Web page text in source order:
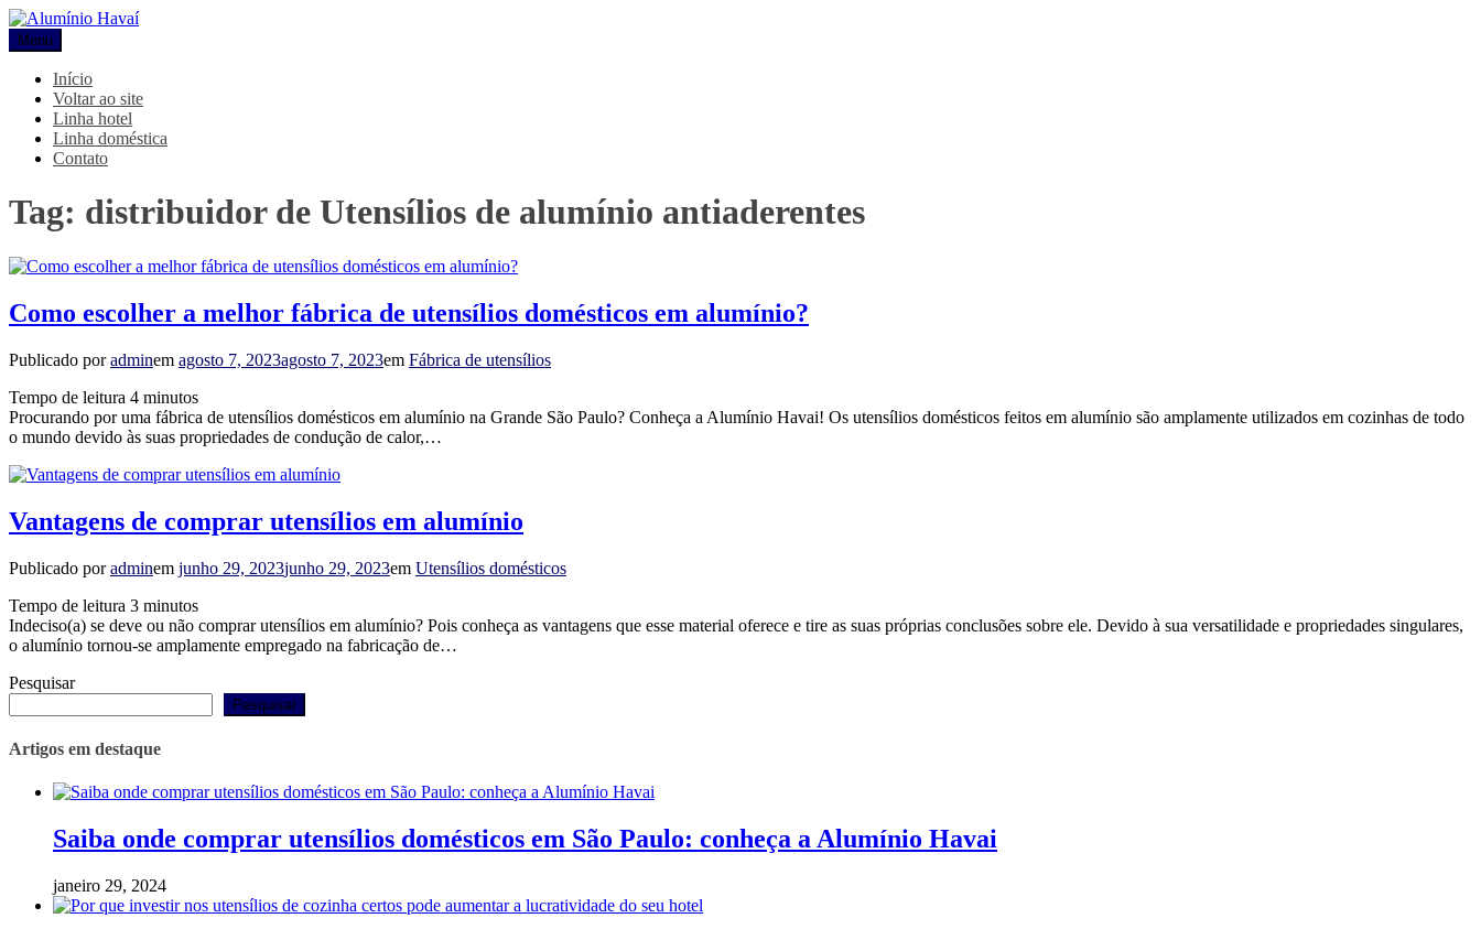
Pular
para
o
conteúdo
Alumínio Havaí
Blog Alumínio Havaí
Menu
Início
Voltar ao site
Linha hotel
Linha doméstica
Contato
Tag: distribuidor de Utensílios de alumínio antiaderentes
Como escolher a melhor fábrica de utensílios domésticos em alumínio?
Publicado poradminem agosto 7, 2023agosto 7, 2023em Fábrica de utensílios
Tempo de leitura 4 minutos
Procurando por uma fábrica de utensílios domésticos em alumínio na Grande São Paulo? Conheça a Alumínio Havai! Os utensílios domésticos feitos em alumínio são amplamente utilizados em cozinhas de todo
o mundo devido às suas propriedades de condução de calor,…
Vantagens de comprar utensílios em alumínio
Publicado poradminem junho 29, 2023junho 29, 2023em Utensílios domésticos
Tempo de leitura 3 minutos
Indeciso(a) se deve ou não comprar utensílios em alumínio? Pois conheça as vantagens que esse material oferece e tire as suas próprias conclusões sobre ele. Devido à sua versatilidade e propriedades singulares,
o alumínio tornou-se amplamente empregado na fabricação de…
Pesquisar
Pesquisar
Artigos em destaque
Saiba onde comprar utensílios domésticos em São Paulo: conheça a Alumínio Havai
janeiro 29, 2024